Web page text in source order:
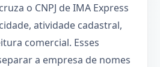
o CNPJ de IMA Express
atividade cadastral,
comercial. Esses
a empresa de nomes